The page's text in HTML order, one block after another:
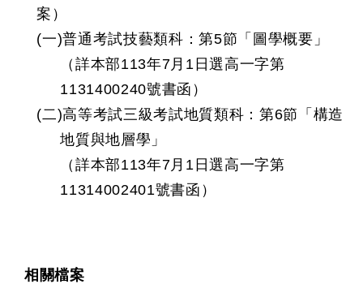
案）
(一)普通考試技藝類科：第5節「圖學概要」
（詳本部113年7月1日選高一字第
1131400240號書函）
(二)高等考試三級考試地質類科：第6節「構造
地質與地層學」
（詳本部113年7月1日選高一字第
11314002401號書函）
相關檔案